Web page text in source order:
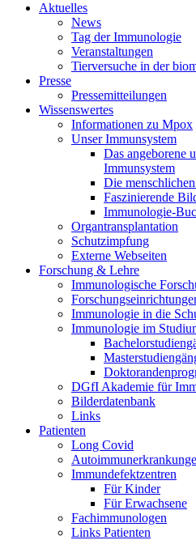
Aktuelles
News
Tag der Immunologie
Veranstaltungen
Tierversuche in der
Presse
Pressemitteilungen
Wissenswertes
Informationen zu Mpox
Unser Immunsystem
Das angeborene
Immunsystem
Die
Faszinierende
Immunologie-
Organtransplantation
Schutzimpfung
Externe Webseiten
Forschung & Lehre
Immunologische
Immunologie in die
Immunologie im
DGfI Akademie für
Bilderdatenbank
Links
Patienten
Long Covid
Immundefektzentren
Für Kinder
Für Erwachsene
Fachimmunologen
Links Patienten